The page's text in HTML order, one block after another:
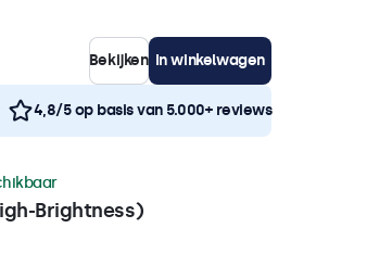
Bekijken In winkelwagen
4,8/5 op basis van 5.000+ reviews
Brightness)